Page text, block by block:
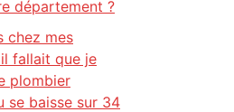
département ?
chez mes
il fallait que je
plombier
se baisse sur 34